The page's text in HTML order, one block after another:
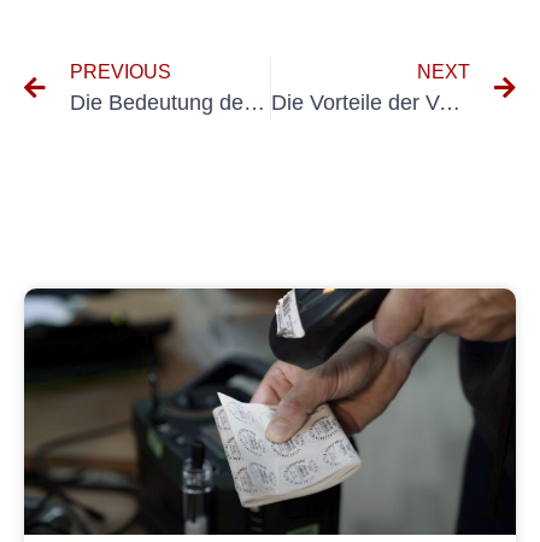
PREVIOUS
Die Bedeutung der Maschinenprüfung VDE für die elektrische Sicherheit verstehen
NEXT
Die Vorteile der Verwendung von E-Check VDE für Online-Transaktionen